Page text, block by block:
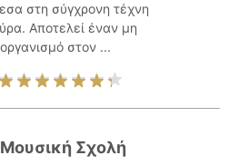
στη σύγχρονη τέχνη
Αποτελεί έναν μη
στον ...
Σχολή